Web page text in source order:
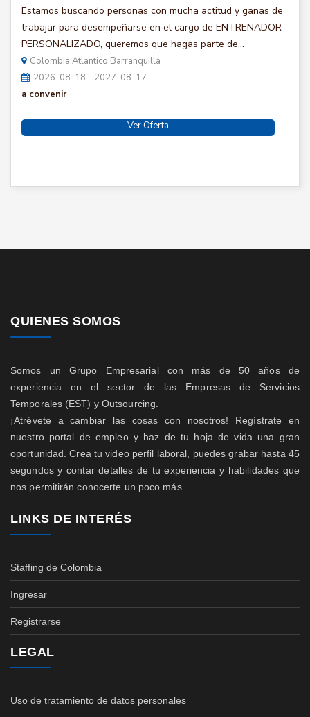
Estamos buscando personas con mucha actitud y ganas de
trabajar para desempeñarse en el cargo de ENTRENADOR
PERSONALIZADO, queremos que hagas parte de...
Colombia Atlantico Barranquilla
2026-08-18 - 2027-08-17
a convenir
Ver Oferta
QUIENES SOMOS
Somos un Grupo Empresarial con más de 50 años de
experiencia en el sector de las Empresas de Servicios
Temporales (EST) y Outsourcing.
¡Atrévete a cambiar las cosas con nosotros! Regístrate en
nuestro portal de empleo y haz de tu hoja de vida una gran
oportunidad. Crea tu video perfil laboral, puedes grabar hasta 45
segundos y contar detalles de tu experiencia y habilidades que
nos permitirán conocerte un poco más.
LINKS DE INTERÉS
Staffing de Colombia
Ingresar
Registrarse
LEGAL
Uso de tratamiento de datos personales